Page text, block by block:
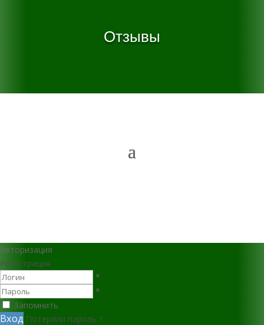
Отзывы
Авторизация
Регистрация
*
*
Запомнить
Вход Потеряли пароль ?